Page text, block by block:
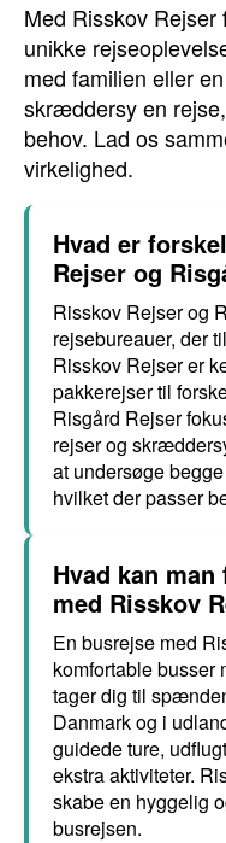
Med Risskov
unikke
med familien eller
skræddersy en
behov. Lad os
virkelighed.
Hvad er
Rejser og
Risskov Rejser og
rejsebureauer, der
Risskov Rejser er
pakkerejser til
Risgård Rejser
rejser og
at undersøge
hvilket der passer
Hvad kan
med Risskov
En busrejse med
komfortable busser
tager dig til
Danmark og i
guidede ture,
ekstra aktiviteter.
skabe en hyggelig
busrejsen.